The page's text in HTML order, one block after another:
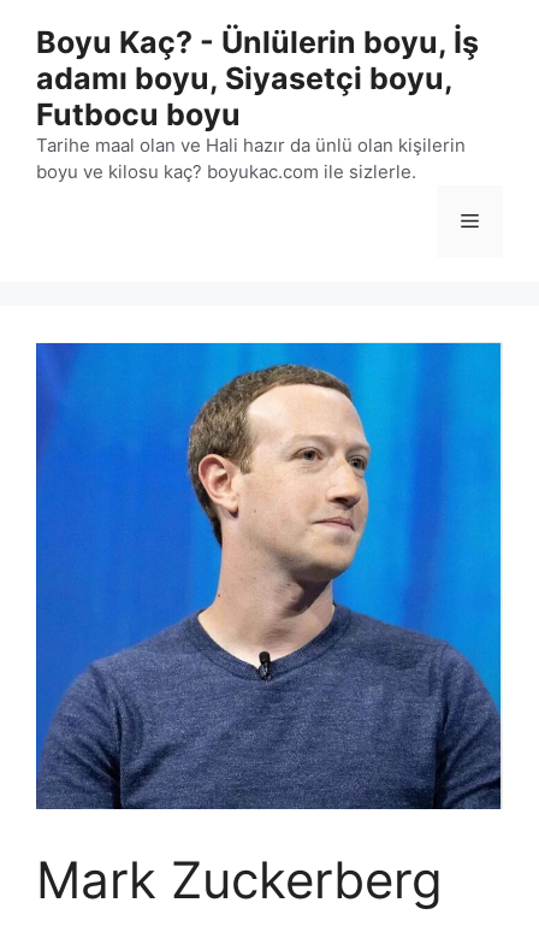
Boyu Kaç? - Ünlülerin boyu, İş
adamı boyu, Siyasetçi boyu,
Futbocu boyu
Tarihe maal olan ve Hali hazır da ünlü olan kişilerin
boyu ve kilosu kaç? boyukac.com ile sizlerle.
Menü
Mark Zuckerberg